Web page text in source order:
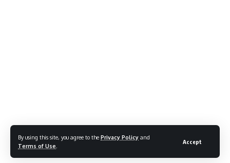
By using this site, you agree to the Privacy Policy and
Terms of Use
Accept